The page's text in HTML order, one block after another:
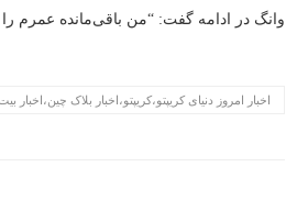
وانگ در ادامه گفت: “من باقی‌مانده عمرم
اخبار امروز دنیای کریپتو،کریپتو،اخبار بلاک چین،اخبار